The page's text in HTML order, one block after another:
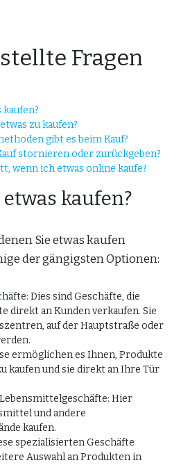
Fragen
zu kaufen?
gibt es beim Kauf?
stornieren oder zurückgeben?
wenn ich etwas online kaufe?
kaufen?
Sie etwas kaufen
der gängigsten Optionen:
Dies sind Geschäfte, die
direkt an Kunden verkaufen. Sie
auf der Hauptstraße oder
ermöglichen es Ihnen, Produkte
kaufen und sie direkt an Ihre Tür
Hier
und andere
kaufen.
spezialisierten Geschäfte
Auswahl an Produkten in